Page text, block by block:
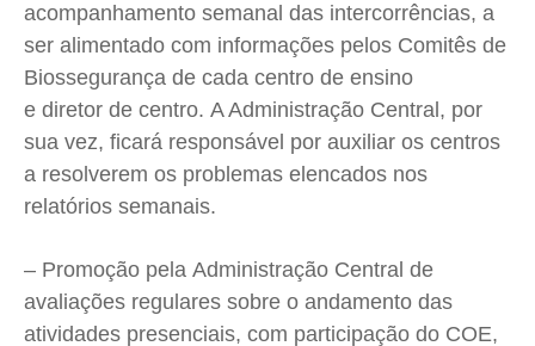
acompanhamento semanal das intercorrências, a
ser alimentado com informações pelos Comitês de
Biossegurança de cada centro de ensino
e diretor de centro. A Administração Central, por
sua vez, ficará responsável por auxiliar os centros
a resolverem os problemas elencados nos
relatórios semanais.
– Promoção pela Administração Central de
avaliações regulares sobre o andamento das
atividades presenciais, com participação do COE,